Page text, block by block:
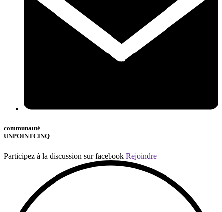
communauté
UNPOINTCINQ
Participez à la discussion sur facebook Rejoindre